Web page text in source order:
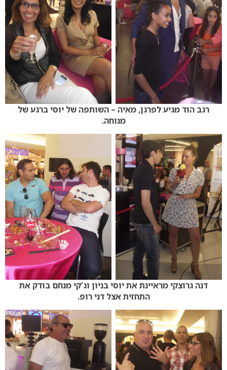
רגב הוד מגיע לפרגן, מאיה – השותפה של יוסי ברגע של
מנוחה.
דנה גרוצקי מראיינת את יוסי בניון וג’קי מנחם בודק את
התחזית אצל דני רופ.